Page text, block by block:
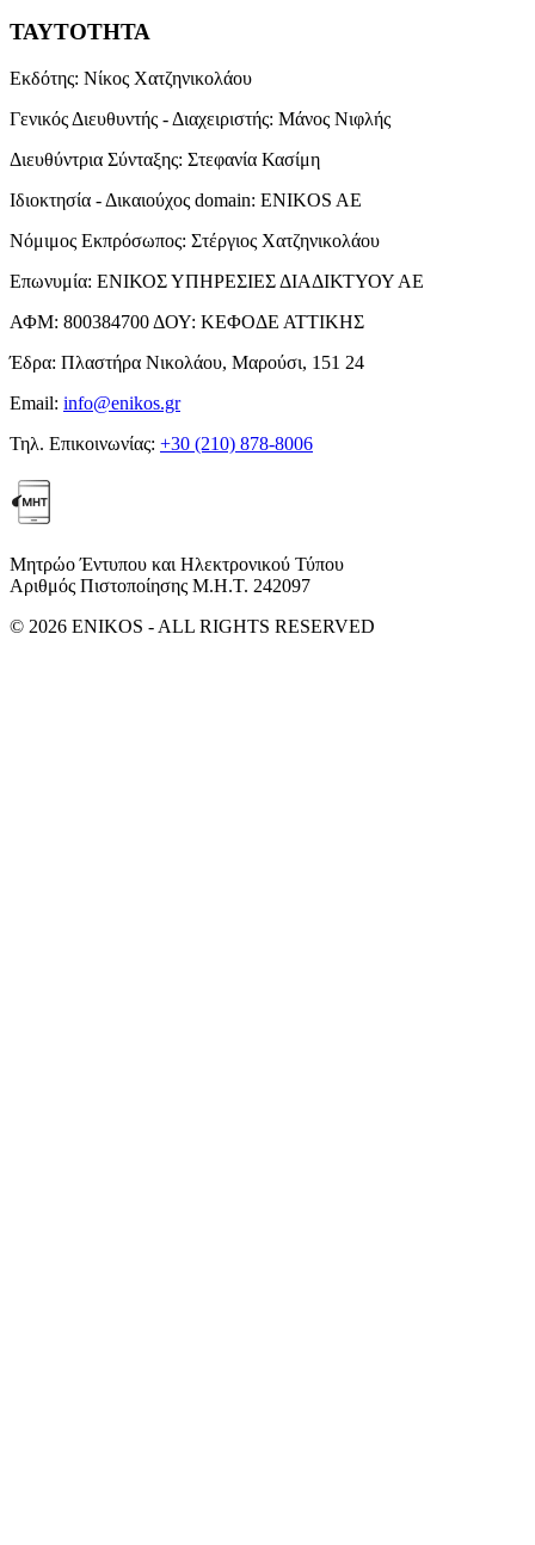
ΤΑΥΤΟΤΗΤΑ
Εκδότης: Νίκος Χατζηνικολάου
Γενικός Διευθυντής - Διαχειριστής: Μάνος Νιφλής
Διευθύντρια Σύνταξης: Στεφανία Κασίμη
Ιδιοκτησία - Δικαιούχος domain: ENIKOS AE
Νόμιμος Εκπρόσωπος: Στέργιος Χατζηνικολάου
Επωνυμία: ΕΝΙΚΟΣ ΥΠΗΡΕΣΙΕΣ ΔΙΑΔΙΚΤΥΟΥ ΑΕ
ΑΦΜ: 800384700 ΔΟΥ: ΚΕΦΟΔΕ ΑΤΤΙΚΗΣ
Έδρα: Πλαστήρα Νικολάου, Μαρούσι, 151 24
Email: info@enikos.gr
Τηλ. Επικοινωνίας: +30 (210) 878-8006
Μητρώο Έντυπου και Ηλεκτρονικού Τύπου
Αριθμός Πιστοποίησης Μ.Η.Τ. 242097
© 2026 ENIKOS - ALL RIGHTS RESERVED